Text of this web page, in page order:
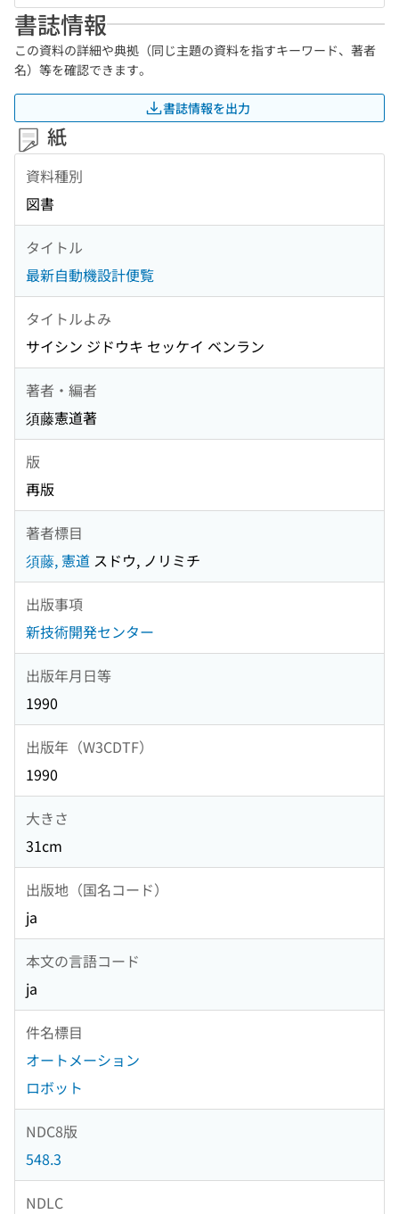
書誌情報
この資料の詳細や典拠（同じ主題の資料を指すキーワード、著者
名）等を確認できます。
書誌情報を出力
紙
資料種別
図書
タイトル
最新自動機設計便覧
タイトルよみ
サイシン ジドウキ セッケイ ベンラン
著者・編者
須藤憲道著
版
再版
著者標目
須藤, 憲道 スドウ, ノリミチ
出版事項
新技術開発センター
出版年月日等
1990
出版年（W3CDTF）
1990
大きさ
31cm
出版地（国名コード）
ja
本文の言語コード
ja
件名標目
オートメーション
ロボット
NDC8版
548.3
NDLC